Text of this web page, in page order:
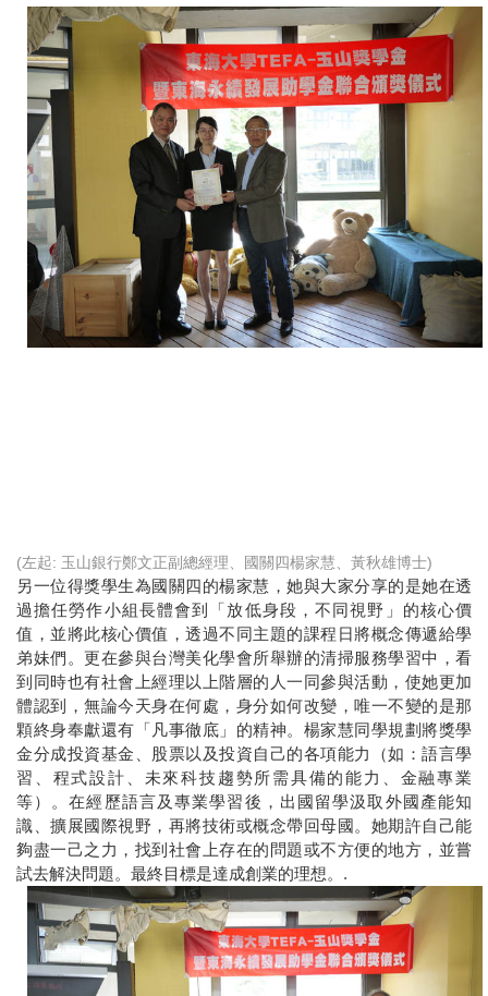
(左起: 玉山銀行鄭文正副總經理、國關四楊家慧、黃秋雄博士)
另一位得獎學生為國關四的楊家慧，她與大家分享的是她在透
過擔任勞作小組長體會到「放低身段，不同視野」的核心價
值，並將此核心價值，透過不同主題的課程日將概念傳遞給學
弟妹們。更在參與台灣美化學會所舉辦的清掃服務學習中，看
到同時也有社會上經理以上階層的人一同參與活動，使她更加
體認到，無論今天身在何處，身分如何改變，唯一不變的是那
顆終身奉獻還有「凡事徹底」的精神。楊家慧同學規劃將獎學
金分成投資基金、股票以及投資自己的各項能力（如：語言學
習、程式設計、未來科技趨勢所需具備的能力、金融專業
等）。在經歷語言及專業學習後，出國留學汲取外國產能知
識、擴展國際視野，再將技術或概念帶回母國。她期許自己能
夠盡一己之力，找到社會上存在的問題或不方便的地方，並嘗
試去解決問題。最終目標是達成創業的理想。 .